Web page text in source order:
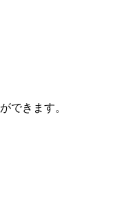
できます。